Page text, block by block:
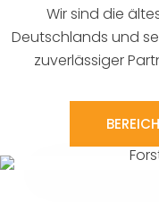
Wir sind die
Deutschlands und
zuverlässiger